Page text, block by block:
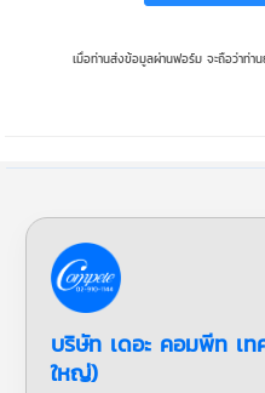
เมื่อท่านส่งข้อมูลผ่านฟอร์ม จะถือว่าท่า
บริษัท เดอะ คอมพีท เท
ใหญ่)